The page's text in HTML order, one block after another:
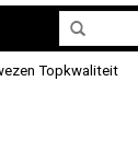
Topkwaliteit